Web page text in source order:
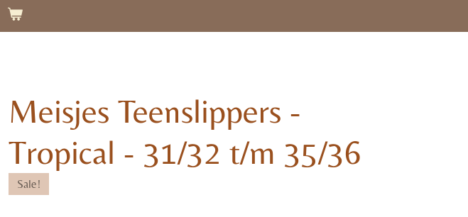
Meisjes Teenslippers -
Tropical - 31/32 t/m 35/36
Sale!